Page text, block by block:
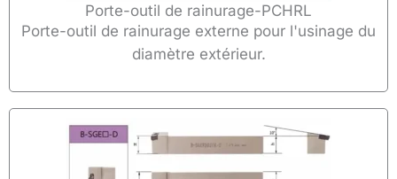
Porte-outil de rainurage-PCHRL
Porte-outil de rainurage externe pour l'usinage du
diamètre extérieur.